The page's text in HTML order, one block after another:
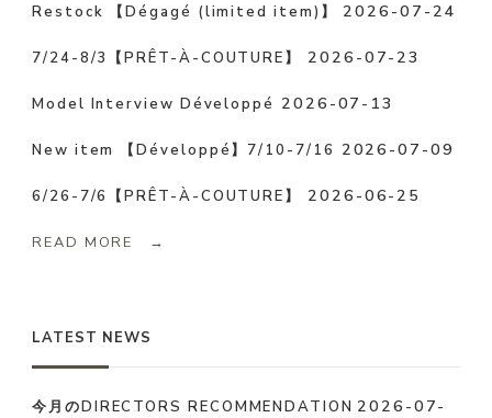
送
り
Restock 【Dégagé (limited item)】 2026-07-24
7/24-8/3【PRÊT-À-COUTURE】 2026-07-23
Model Interview Développé 2026-07-13
New item 【Développé】7/10-7/16 2026-07-09
6/26-7/6【PRÊT-À-COUTURE】 2026-06-25
READ MORE →
LATEST NEWS
今月のDIRECTORS RECOMMENDATION 2026-07-